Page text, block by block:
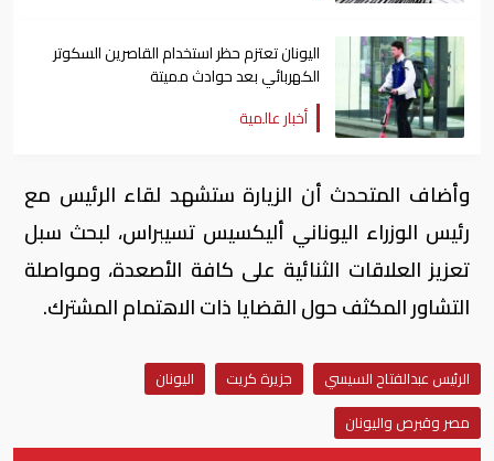
اليونان تعتزم حظر استخدام القاصرين السكوتر
الكهربائي بعد حوادث مميتة
أخبار عالمية
وأضاف المتحدث أن الزيارة ستشهد لقاء الرئيس مع
رئيس الوزراء اليوناني أليكسيس تسيبراس، لبحث سبل
تعزيز العلاقات الثنائية على كافة الأصعدة، ومواصلة
التشاور المكثف حول القضايا ذات الاهتمام المشترك.
الرئيس عبدالفتاح السيسي جزيرة كريت
اليونان
مصر وقبرص واليونان